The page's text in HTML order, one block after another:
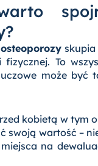
osteoporozyskupia
To
może być
kobietą w tym
swoją wartość –
na